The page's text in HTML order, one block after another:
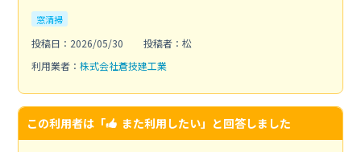
窓清掃
投稿日：2026/05/30
投稿者：松
利用業者： 株式会社蒼技建工業
この利用者は「 また利用したい」と回答しました